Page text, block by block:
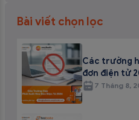
Bài viết chọn lọc
Các trường
đơn điện tử
7 Tháng 8,